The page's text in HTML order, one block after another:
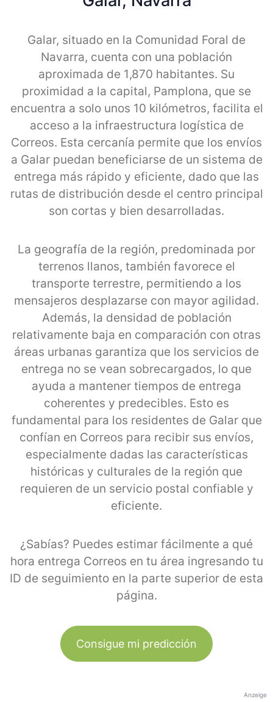
Galar, situado en la Comunidad Foral de
Navarra, cuenta con una población
aproximada de 1,870 habitantes. Su
proximidad a la capital, Pamplona, que se
encuentra a solo unos 10 kilómetros, facilita el
acceso a la infraestructura logística de
Correos. Esta cercanía permite que los envíos
a Galar puedan beneficiarse de un sistema de
entrega más rápido y eficiente, dado que las
rutas de distribución desde el centro principal
son cortas y bien desarrolladas.
La geografía de la región, predominada por
terrenos llanos, también favorece el
transporte terrestre, permitiendo a los
mensajeros desplazarse con mayor agilidad.
Además, la densidad de población
relativamente baja en comparación con otras
áreas urbanas garantiza que los servicios de
entrega no se vean sobrecargados, lo que
ayuda a mantener tiempos de entrega
coherentes y predecibles. Esto es
fundamental para los residentes de Galar que
confían en Correos para recibir sus envíos,
especialmente dadas las características
históricas y culturales de la región que
requieren de un servicio postal confiable y
eficiente.
¿Sabías? Puedes estimar fácilmente a qué
hora entrega Correos en tu área ingresando tu
ID de seguimiento en la parte superior de esta
página.
Consigue mi predicción
Anzeige